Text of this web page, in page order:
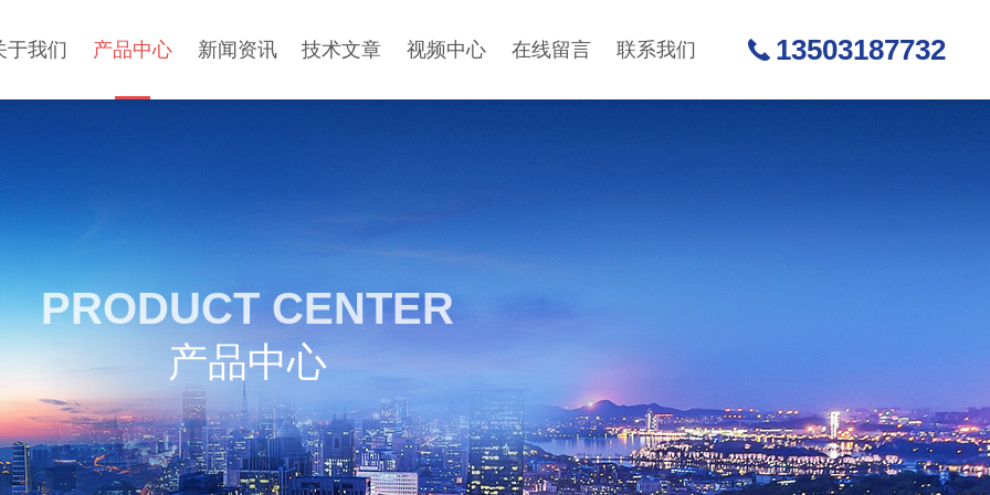
于我们 产品中心 新闻资讯 技术文章 视频中心 在线留言 联系我们 13503187732
PRODUCT CENTER
产品中心